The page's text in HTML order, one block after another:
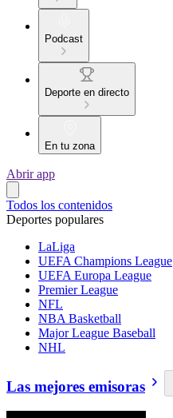
Podcast
Deporte en directo
En tu zona
Abrir app
Todos los contenidos
Deportes populares
LaLiga
UEFA Champions League
UEFA Europa League
Premier League
NFL
NBA Basketball
Major League Baseball
NHL
Las mejores emisoras